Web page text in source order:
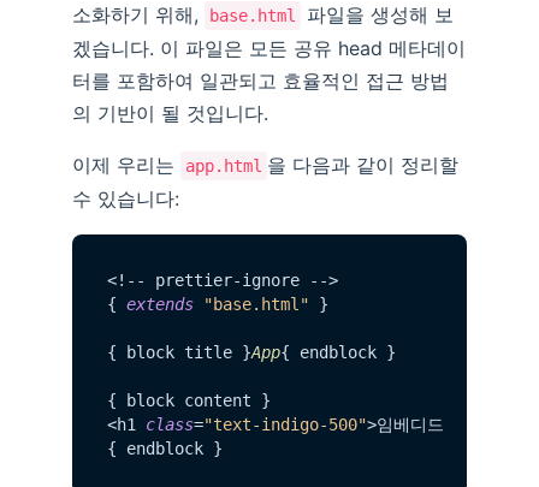
소화하기 위해,
base.html
파일을 생성해 보
겠습니다. 이 파일은 모든 공유 head 메타데이
터를 포함하여 일관되고 효율적인 접근 방법
의 기반이 될 것입니다.
이제 우리는 app.html 을 다음과 같이 정리할
수 있습니다:
<!-- prettier-ignore -->
{ extends "base.html" }
{ block title }App{ endblock }
{ block content }
<h1 class="text-indigo-500">임베디드 웹 서버